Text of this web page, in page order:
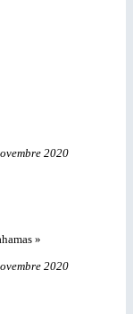
2020
»
2020